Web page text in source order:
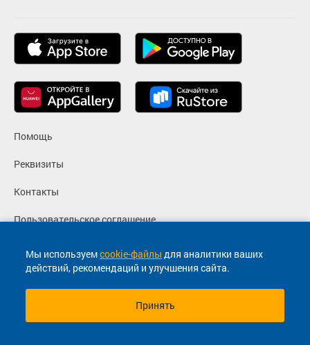
Мы используемcookie-файлы для аналитики ваших
действий, рекомендаций и улучшения сайта.
Принять
Помощь
Реквизиты
Контакты
Пользовательское соглашение
Политика конфиденциальности
Согласие на маркетинговые сообщения
© 2013-2026, ООО "Капитал"- Онлайн сервис продажи